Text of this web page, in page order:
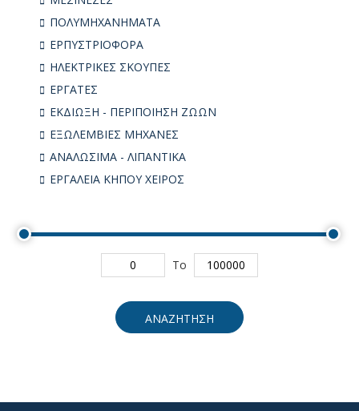
ΠΟΛΥΜΗΧΑΝΗΜΑΤΑ
ΕΡΠΥΣΤΡΙΟΦΟΡΑ
ΗΛΕΚΤΡΙΚΕΣ ΣΚΟΥΠΕΣ
ΕΡΓΑΤΕΣ
ΕΚΔΙΩΞΗ - ΠΕΡΙΠΟΙΗΣΗ ΖΩΩΝ
ΕΞΩΛΕΜΒΙΕΣ ΜΗΧΑΝΕΣ
ΑΝΑΛΩΣΙΜΑ - ΛΙΠΑΝΤΙΚΑ
ΕΡΓΑΛΕΙΑ ΚΗΠΟΥ ΧΕΙΡΟΣ
To
ΑΝΑΖΗΤΗΣΗ